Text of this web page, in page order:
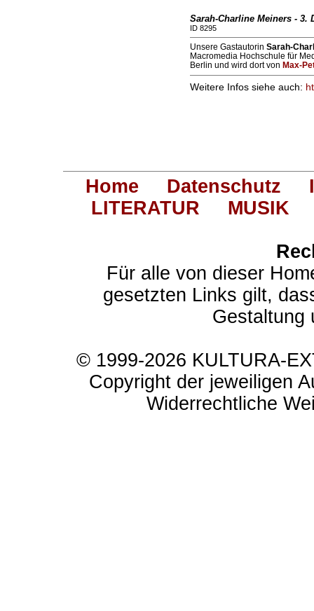
Sarah-Charline Meiners - 3.
ID 8295
Unsere Gastautorin Sarah-
Macromedia Hochschule für
Berlin und wird dort von Max-
Weitere Infos siehe auch:
Home Datenschutz
LITERATUR
MUSIK
Für alle von dieser
gesetzten Links gilt,
Gestaltung
© 1999-2026 KULTURA-
Copyright der jeweiligen
Widerrechtliche